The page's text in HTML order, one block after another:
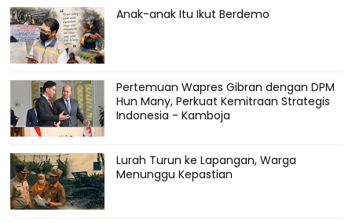
Anak-anak Itu Ikut Berdemo
Pertemuan Wapres Gibran dengan DPM
Hun Many, Perkuat Kemitraan Strategis
Indonesia - Kamboja
Lurah Turun ke Lapangan, Warga
Menunggu Kepastian